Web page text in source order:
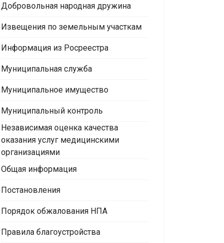
Добровольная народная дружина
Извещения по земельным участкам
Информация из Росреестра
Муниципальная служба
Муниципальное имущество
Муниципальный контроль
Независимая оценка качества
оказания услуг медицинскими
организациями
Общая информация
Постановления
Порядок обжалования НПА
Правила благоустройства